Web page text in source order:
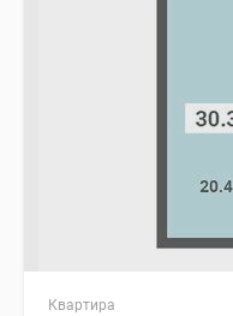
Квартира